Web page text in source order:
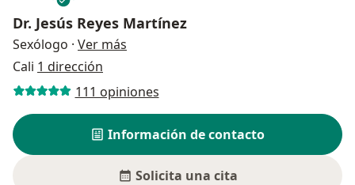
Dr. Jesús Reyes Martínez
Sexólogo · Ver más
Cali 1 dirección
111 opiniones
Información de contacto
Solicita una cita